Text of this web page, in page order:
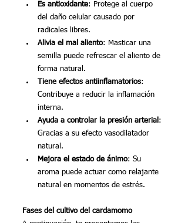
Es antioxidante: Protege al cuerpo
del daño celular causado por
radicales libres.
Alivia el mal aliento: Masticar una
semilla puede refrescar el aliento de
forma natural.
Tiene efectos antiinflamatorios:
Contribuye a reducir la inflamación
interna.
Ayuda a controlar la presión arterial :
Gracias a su efecto vasodilatador
natural.
Mejora el estado de ánimo: Su
aroma puede actuar como relajante
natural en momentos de estrés.
Fases del cultivo del cardamomo